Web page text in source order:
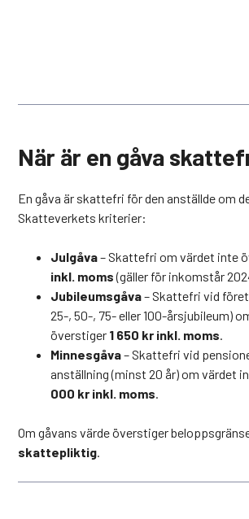
När är en gåva
En gåva är skattefri för den anställde om
Skatteverkets kriterier:
Julgåva– Skattefri om värdet inte
inkl. moms(gäller för inkomstår
Jubileumsgåva– Skattefri vid
25-, 50-, 75- eller 100-årsjubileum)
överstiger 1 650 kr inkl. moms.
Minnesgåva– Skattefri vid
anställning (minst 20 år) om värdet
000 kr inkl. moms.
Om gåvans värde överstiger
skattepliktig.